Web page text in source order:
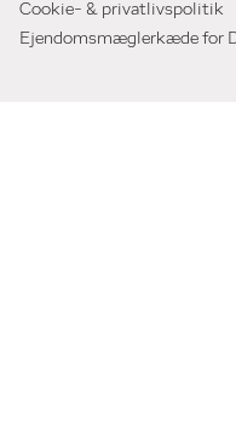
Cookie- & privatlivspolitik
Ejendomsmæglerkæde for